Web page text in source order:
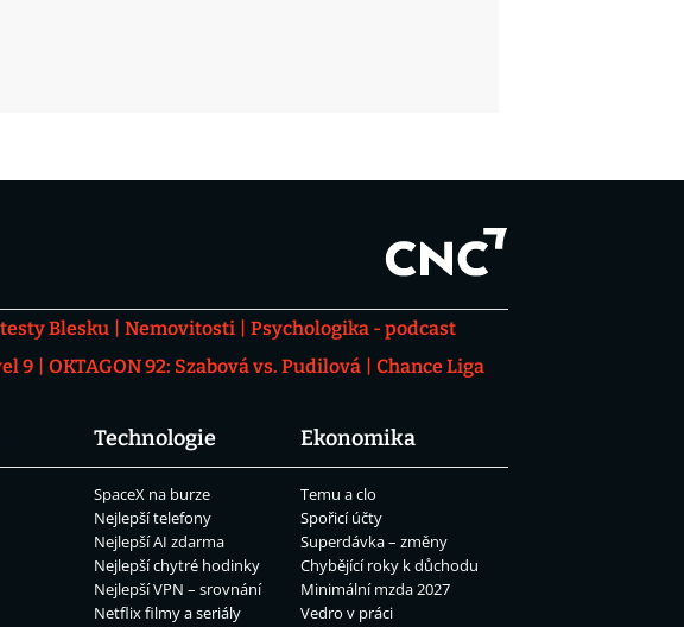
Blesku Nemovitosti
Psychologika - podcast
9 OKTAGON 92: Szabová vs. Pudilová
Chance Liga
Technologie
SpaceX na burze
Nejlepší telefony
Nejlepší AI zdarma
Nejlepší chytré hodinky
Nejlepší VPN – srovnání
Netflix filmy a seriály
Ekonomika
Temu a clo
Spořicí účty
Superdávka – změny
Chybějící roky k důchodu
Minimální mzda 2027
Vedro v práci